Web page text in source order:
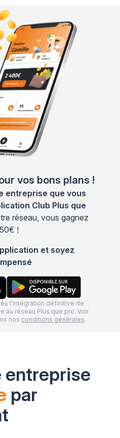
vos bons plans !
entreprise que vous
Club Plus que
réseau, vous gagnez
!
et soyez
l'intégration définitive de
au réseau Plus que pro. Voir
nos conditions générales.
entreprise
par